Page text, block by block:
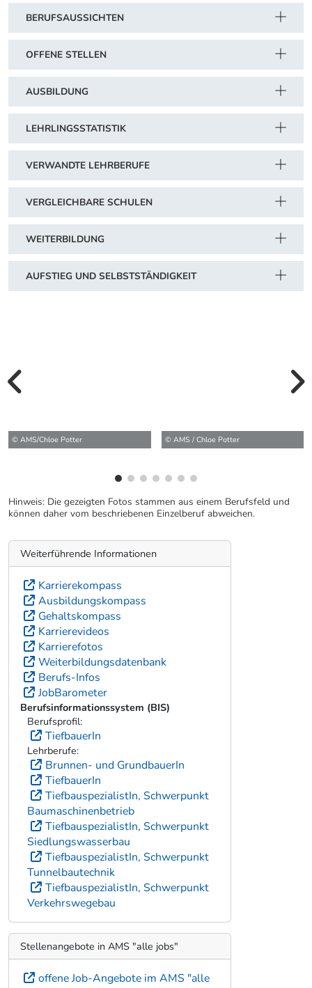
BERUFSAUSSICHTEN
OFFENE STELLEN
AUSBILDUNG
LEHRLINGSSTATISTIK
VERWANDTE LEHRBERUFE
VERGLEICHBARE SCHULEN
WEITERBILDUNG
AUFSTIEG UND SELBSTSTÄNDIGKEIT
© AMS/Chloe Potter
© AMS / Chloe Potter
können daher vom beschriebenen Einzelberuf abweichen.
Weiterführende Informationen
Karrierekompass
Ausbildungskompass
Gehaltskompass
Karrierevideos
Karrierefotos
Weiterbildungsdatenbank
Berufs-Infos
JobBarometer
Berufsinformationssystem (BIS)
Berufsprofil:
TiefbauerIn
Lehrberufe:
Brunnen- und GrundbauerIn
TiefbauerIn
TiefbauspezialistIn, Schwerpunkt
Baumaschinenbetrieb
TiefbauspezialistIn, Schwerpunkt
Siedlungswasserbau
Tunnelbautechnik
TiefbauspezialistIn, Schwerpunkt
Verkehrswegebau